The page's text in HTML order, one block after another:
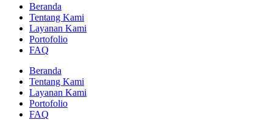
Beranda
Tentang Kami
Layanan Kami
Portofolio
FAQ
Beranda
Tentang Kami
Layanan Kami
Portofolio
FAQ